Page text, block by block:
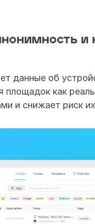
и
данные об
площадок как
и снижает риск